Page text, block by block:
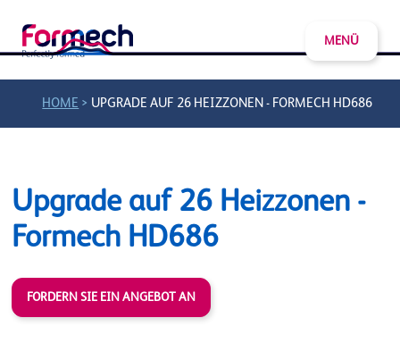
MENÜ
HOME > UPGRADE AUF 26 HEIZZONEN - FORMECH HD686
Upgrade auf 26 Heizzonen -
Formech HD686
FORDERN SIE EIN ANGEBOT AN